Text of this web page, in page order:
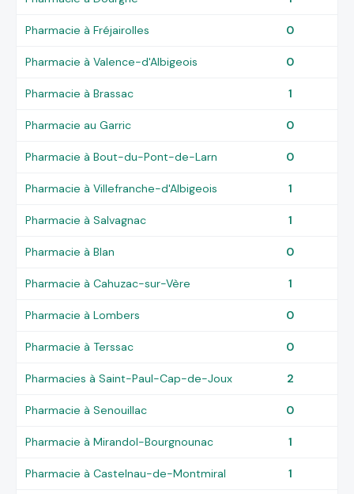
Pharmacie à Fréjairolles 0
Pharmacie à Valence-d'Albigeois 0
Pharmacie à Brassac 1
Pharmacie au Garric 0
Pharmacie à Bout-du-Pont-de-Larn 0
Pharmacie à Villefranche-d'Albigeois 1
Pharmacie à Salvagnac 1
Pharmacie à Blan 0
Pharmacie à Cahuzac-sur-Vère 1
Pharmacie à Lombers 0
Pharmacie à Terssac 0
Pharmacies à Saint-Paul-Cap-de-Joux 2
Pharmacie à Senouillac 0
Pharmacie à Mirandol-Bourgnounac 1
Pharmacie à Castelnau-de-Montmiral 1